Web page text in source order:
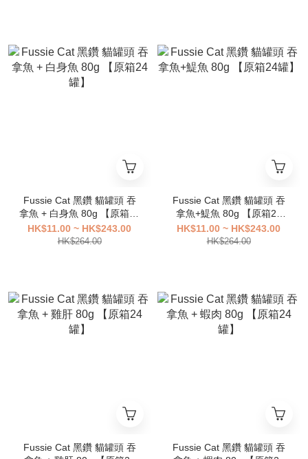
Fussie Cat 黑鑽 貓罐頭 吞
拿魚 + 白身魚 80g 【原箱24
罐】
HK$11.00 ~ HK$243.00
HK$264.00
Fussie Cat 黑鑽 貓罐頭 吞
拿魚+鯷魚 80g 【原箱24
罐】
HK$11.00 ~ HK$243.00
HK$264.00
Fussie Cat 黑鑽 貓罐頭 吞
Fussie Cat 黑鑽 貓罐頭 吞